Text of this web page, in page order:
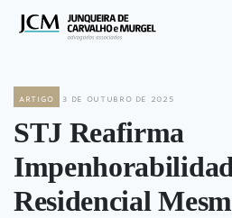
artigo 3 de outubro de 2025
STJ Reafirma
Residencial